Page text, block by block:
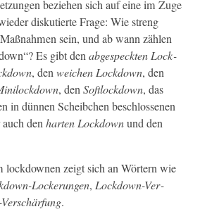
beziehen sich auf eine im Zuge
disku­tierte Frage: Wie streng
sein, und ab wann zählen
Es gibt denabge­speck­ten Lock­
, denweichen Lock­down, den
, denSoft­lock­down, das
in dün­nen Scheibchen beschlosse­nen
auch denharten Lock­downund den
zeigt sich an Wörtern wie
Lockerun­gen, Lock­down-Ver­
.